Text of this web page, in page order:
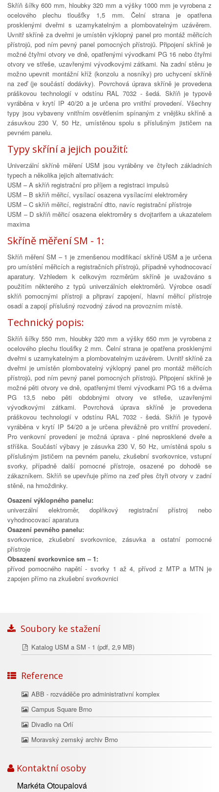
Skříň šířky 600 mm, hloubky 320 mm a výšky 1000 mm je vyrobena z
ocelového plechu tloušťky 1,5 mm. Čelní strana je opatřena
prosklenými dveřmi s uzamykatelným a plombovatelným uzávěrem.
Uvnitř skříně za dveřmi je umístěn výklopný panel pro montáž měřicích
přístrojů, pod ním pevný panel pomocných přístrojů. Připojení skříně je
možné čtyřmi otvory ve dně, opatřenými vývodkami PG 16 nebo čtyřmi
otvory ve střeše, uzavřenými vývodkovými zátkami. Na zadní stěnu je
možno upevnit montážní kříž (konzolu a nosníky) pro uchycení skříně
na zeď (je součástí dodávky). Povrchová úprava skříně je provedena
práškovou technologií v odstínu RAL 7032 - šedá. Skříň je typově
vyráběna v krytí IP 40/20 a je určena pro vnitřní provedení. Všechny
typy jsou vybaveny vnitřním osvětlením spínaným z vnějšku skříně a
zásuvkou 230 V, 50 Hz, umístěnou spolu s příslušným jističem na
pevném panelu.
Typy skříní a jejich použití:
Univerzální skříně měření USM jsou vyráběny ve čtyřech základních
typech a několika jejich alternativách:
USM – A skříň registrační pro příjem a registraci impulsů
USM – B skříň měřicí, vysílací osazena vysílacími elektroměry
USM – C skříň měřicí, registrační dtto, navíc registrační přístroje
USM – D skříň měřicí osazena elektroměry s dvojtarifem a ukazatelem
maxima
Skříně měření SM - 1:
Skříň měření SM – 1 je zmenšenou modifikací skříně USM a je určena
pro umístění měřicích a registračních přístrojů, případně vyhodnocovací
aparatury. Vzhledem k celkovým rozměrům skříně je uvažováno s
použitím některého z typů univerzálních elektroměrů. Výrobce osadí
skříň pomocnými přístroji a připraví zapojení, hlavní měřicí přístroje
osadí a zapojí příslušný rozvodný závod na provozním místě.
Technický popis:
Skříň šířky 550 mm, hloubky 320 mm a výšky 650 mm je vyrobena z
ocelového plechu tloušťky 2 mm. Čelní strana je opatřena prosklenými
dveřmi s uzamykatelným a plombovatelným uzávěrem. Uvnitř skříně za
dveřmi je umístěn plombovatelný výklopný panel pro montáž měřicích
přístrojů, pod ním pevný panel pomocných přístrojů. Připojení skříně je
možné pěti otvory ve dně, opatřenými třemi vývodkami PG 16 a dvěma
PG 13,5 nebo pěti obdobnými otvory ve střeše, uzavřenými
vývodkovými zátkami. Povrchová úprava skříně je provedena
práškovou technologií v odstínu RAL 7032 - šedá. Skříň je typově
vyráběna v krytí IP 54/20 a je určena převážně pro vnitřní provedení.
Pro venkovní provedení je možná úprava - plné neprosklené dveře a
stříška. Součástí výbavy je zásuvka 230 V, 50 Hz, umístěná spolu s
příslušným jističem na pevném panelu, zkušební svorkovnice, vstupní
svorky, případně další pomocné přístroje, osazené po dohodě se
zákazníkem. Skříň se upevňuje přímo na zeď přes čtyři otvory v zadní
stěně, na hmoždinky.
Osazení výklopného panelu:
univerzální elektroměr, doplňkový registrační přístroj nebo
vyhodnocovací aparatura
Osazení pevného panelu:
svorkovnice, zkušební svorkovnice, zásuvka a ostatní pomocné
přístroje
Obsazení svorkovnice sm – 1:
přívod pomocného napětí - svorky 1 až 4, přívod z MTP a MTN je
zapojen přímo na zkušební svorkovnici
Soubory ke stažení
Katalog USM a SM - 1 (pdf, 2,9 MB)
Reference
ABB - rozváděče pro administrativní komplex
Campus Square Brno
Divadlo na Orlí
Moravský zemský archiv Brno
Kontaktní osoby
Markéta Otoupalová